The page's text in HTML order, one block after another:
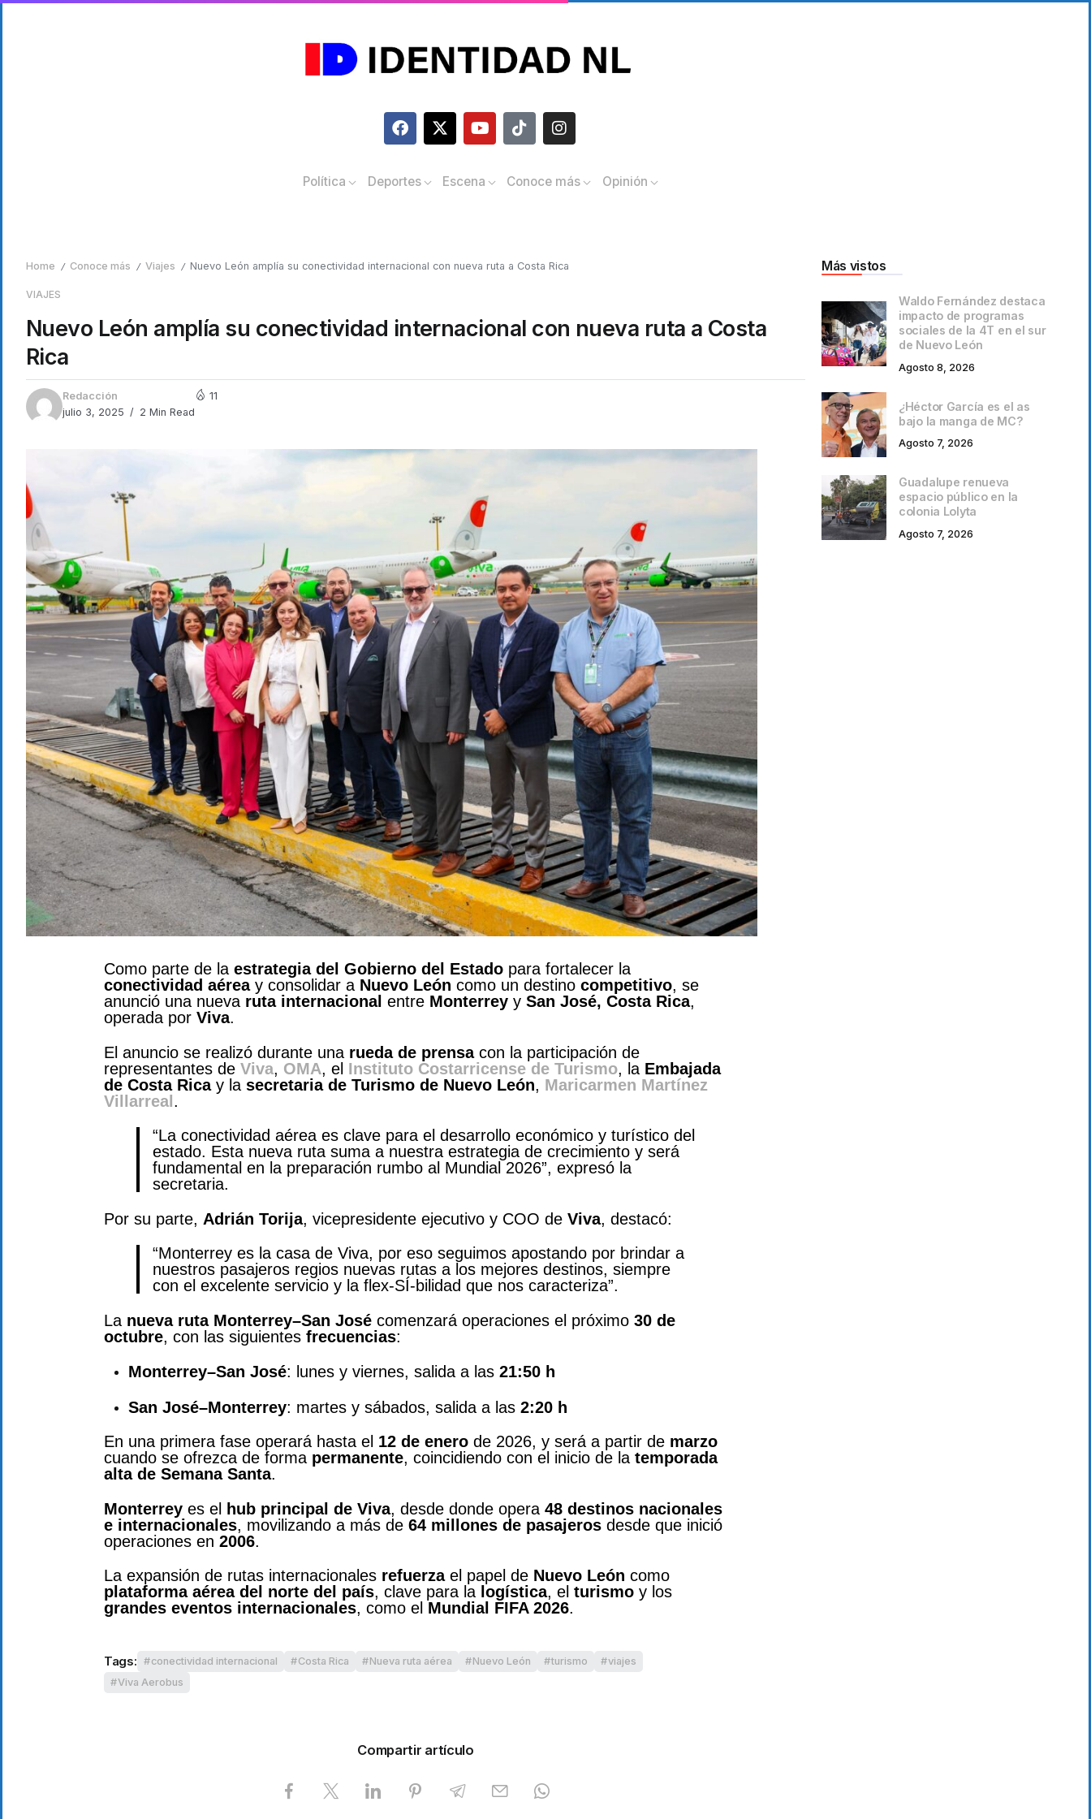
Política Deportes Escena Conoce más Opinión
Home / Conoce más / Viajes / Nuevo León amplía su conectividad internacional con nueva ruta a Costa Rica
VIAJES
Nuevo León amplía su conectividad internacional con nueva ruta a Costa
Rica
Redacción
julio 3, 2025
2 Min Read
11
Como parte de la estrategia del Gobierno del Estado para fortalecer la
conectividad aéreay consolidar a Nuevo León como un destino competitivo, se
anunció una nueva ruta internacional entre Monterrey y San José, Costa Rica,
operada por Viva.
El anuncio se realizó durante una rueda de prensacon la participación de
representantes de Viva, OMA, el Instituto Costarricense de Turismo, la Embajada
de Costa Ricay la secretaria de Turismo de Nuevo León, Maricarmen Martínez
Villarreal .
“La conectividad aérea es clave para el desarrollo económico y turístico del
estado. Esta nueva ruta suma a nuestra estrategia de crecimiento y será
fundamental en la preparación rumbo al Mundial 2026”, expresó la
secretaria.
Por su parte, Adrián Torija, vicepresidente ejecutivo y COO de Viva, destacó:
“Monterrey es la casa de Viva, por eso seguimos apostando por brindar a
nuestros pasajeros regios nuevas rutas a los mejores destinos, siempre
con el excelente servicio y la flex-SÍ-bilidad que nos caracteriza”.
La nueva ruta Monterrey–San José comenzará operaciones el próximo 30 de
octubre, con las siguientes frecuencias:
Monterrey–San José: lunes y viernes, salida a las 21:50 h
San José–Monterrey: martes y sábados, salida a las 2:20 h
En una primera fase operará hasta el 12 de enero de 2026, y será a partir de marzo
cuando se ofrezca de forma permanente, coincidiendo con el inicio de la temporada
alta de Semana Santa.
Monterrey es el hub principal de Viva, desde donde opera 48 destinos nacionales
e internacionales, movilizando a más de 64 millones de pasajeros desde que inició
operaciones en 2006.
La expansión de rutas internacionales refuerzael papel de Nuevo León como
plataforma aérea del norte del país, clave para la logística, el turismo y los
grandes eventos internacionales, como el Mundial FIFA 2026.
Tags: conectividad internacional Costa Rica Nueva ruta aérea Nuevo León turismo
viajes
Viva Aerobus
Compartir artículo
Más vistos
Waldo Fernández destaca
impacto de programas
sociales de la 4T en el sur
de Nuevo León
Agosto 8, 2026
¿Héctor García es el as
bajo la manga de MC?
Agosto 7, 2026
Guadalupe renueva
espacio público en la
colonia Lolyta
Agosto 7, 2026